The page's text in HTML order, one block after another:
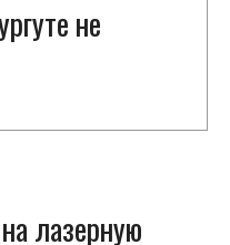
не
лазерную